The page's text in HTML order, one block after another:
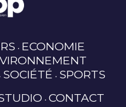
ECONOMIE
SOCIÉTÉ SPORTS
CONTACT